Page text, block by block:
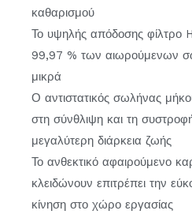
καθαρισμού
Το υψηλής απόδοσης φίλτρο
99,97 % των αιωρούμενων
μικρά
Ο αντιστατικός σωλήνας
στη σύνθλιψη και τη
μεγαλύτερη διάρκεια ζωής
Το ανθεκτικό αφαιρούμενο
κλειδώνουν επιτρέπει την
κίνηση στο χώρο εργασίας